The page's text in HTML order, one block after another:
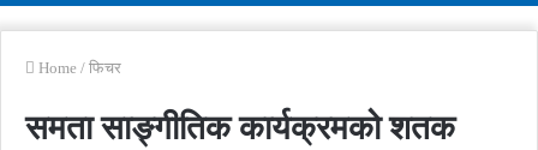
Home / फिचर
समता साङ्गीतिक कार्यक्रमको शतक